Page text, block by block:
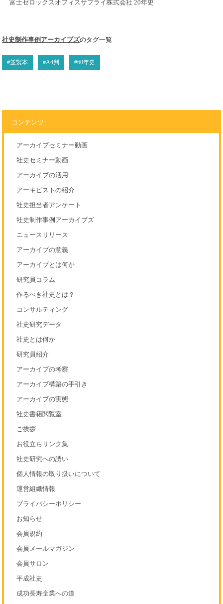
富士ゼロックスオフィスサプライ株式会社 20年史
社史制作事例アーカイブズのタグ一覧
#並製本 #A4判 #60年史
コンテンツ
アーカイブセミナー動画
社史セミナー動画
アーカイブの活用
アーキビストの紹介
社史担当者アンケート
社史制作事例アーカイブズ
ニュースリリース
アーカイブの意義
アーカイブとは何か
研究員コラム
作るべき社史とは？
コンサルティング
社史研究データ
社史とは何か
研究員紹介
アーカイブの考察
アーカイブ構築の手引き
アーカイブの実態
社史書籍閲覧室
ご挨拶
お役立ちリンク集
社史研究への誘い
個人情報の取り扱いについて
運営組織情報
プライバシーポリシー
お知らせ
会員規約
会員メールマガジン
会員サロン
平成社史
成功長寿企業への道